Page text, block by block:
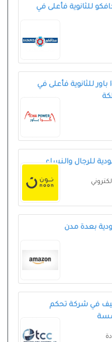
للثانوية فأعلى في
للثانوية فأعلى في
للرجال والنساء
بعدة مدن
في شركة تحكم